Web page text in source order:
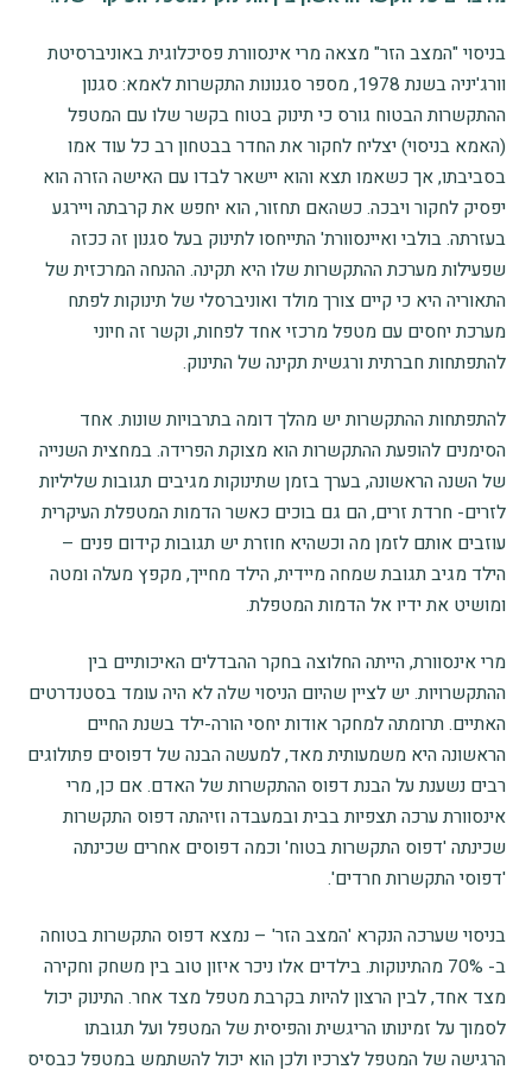
בניסוי "המצב הזר" מצאה מרי אינסוורת פסיכלוגית באוניברסיטת
וורג'יניה בשנת 1978, מספר סגנונות התקשרות לאמא: סגנון
ההתקשרות הבטוח גורס כי תינוק בטוח בקשר שלו עם המטפל
(האמא בניסוי) יצליח לחקור את החדר בבטחון רב כל עוד אמו
בסביבתו, אך כשאמו תצא והוא יישאר לבדו עם האישה הזרה הוא
יפסיק לחקור ויבכה. כשהאם תחזור, הוא יחפש את קרבתה ויירגע
בעזרתה. בולבי ואיינסוורת' התייחסו לתינוק בעל סגנון זה ככזה
שפעילות מערכת ההתקשרות שלו היא תקינה. ההנחה המרכזית של
התאוריה היא כי קיים צורך מולד ואוניברסלי של תינוקות לפתח
מערכת יחסים עם מטפל מרכזי אחד לפחות, וקשר זה חיוני
להתפתחות חברתית ורגשית תקינה של התינוק.
להתפתחות ההתקשרות יש מהלך דומה בתרבויות שונות. אחד
הסימנים להופעת ההתקשרות הוא מצוקת הפרידה. במחצית השנייה
של השנה הראשונה, בערך בזמן שתינוקות מגיבים תגובות שליליות
לזרים- חרדת זרים, הם גם בוכים כאשר הדמות המטפלת העיקרית
עוזבים אותם לזמן מה וכשהיא חוזרת יש תגובות קידום פנים –
הילד מגיב תגובת שמחה מיידית, הילד מחייך, מקפץ מעלה ומטה
ומושיט את ידיו אל הדמות המטפלת.
מרי אינסוורת, הייתה החלוצה בחקר ההבדלים האיכותיים בין
ההתקשרויות. יש לציין שהיום הניסוי שלה לא היה עומד בסטנדרטים
האתיים. תרומתה למחקר אודות יחסי הורה-ילד בשנת החיים
הראשונה היא משמעותית מאד, למעשה הבנה של דפוסים פתולוגים
רבים נשענת על הבנת דפוס ההתקשרות של האדם. אם כן, מרי
אינסוורת ערכה תצפיות בבית ובמעבדה וזיהתה דפוס התקשרות
שכינתה 'דפוס התקשרות בטוח' וכמה דפוסים אחרים שכינתה
'דפוסי התקשרות חרדים'.
בניסוי שערכה הנקרא 'המצב הזר' – נמצא דפוס התקשרות בטוחה
ב- 70% מהתינוקות. בילדים אלו ניכר איזון טוב בין משחק וחקירה
מצד אחד, לבין הרצון להיות בקרבת מטפל מצד אחר. התינוק יכול
לסמוך על זמינותו הריגשית והפיסית של המטפל ועל תגובתו
הרגישה של המטפל לצרכיו ולכן הוא יכול להשתמש במטפל כבסיס